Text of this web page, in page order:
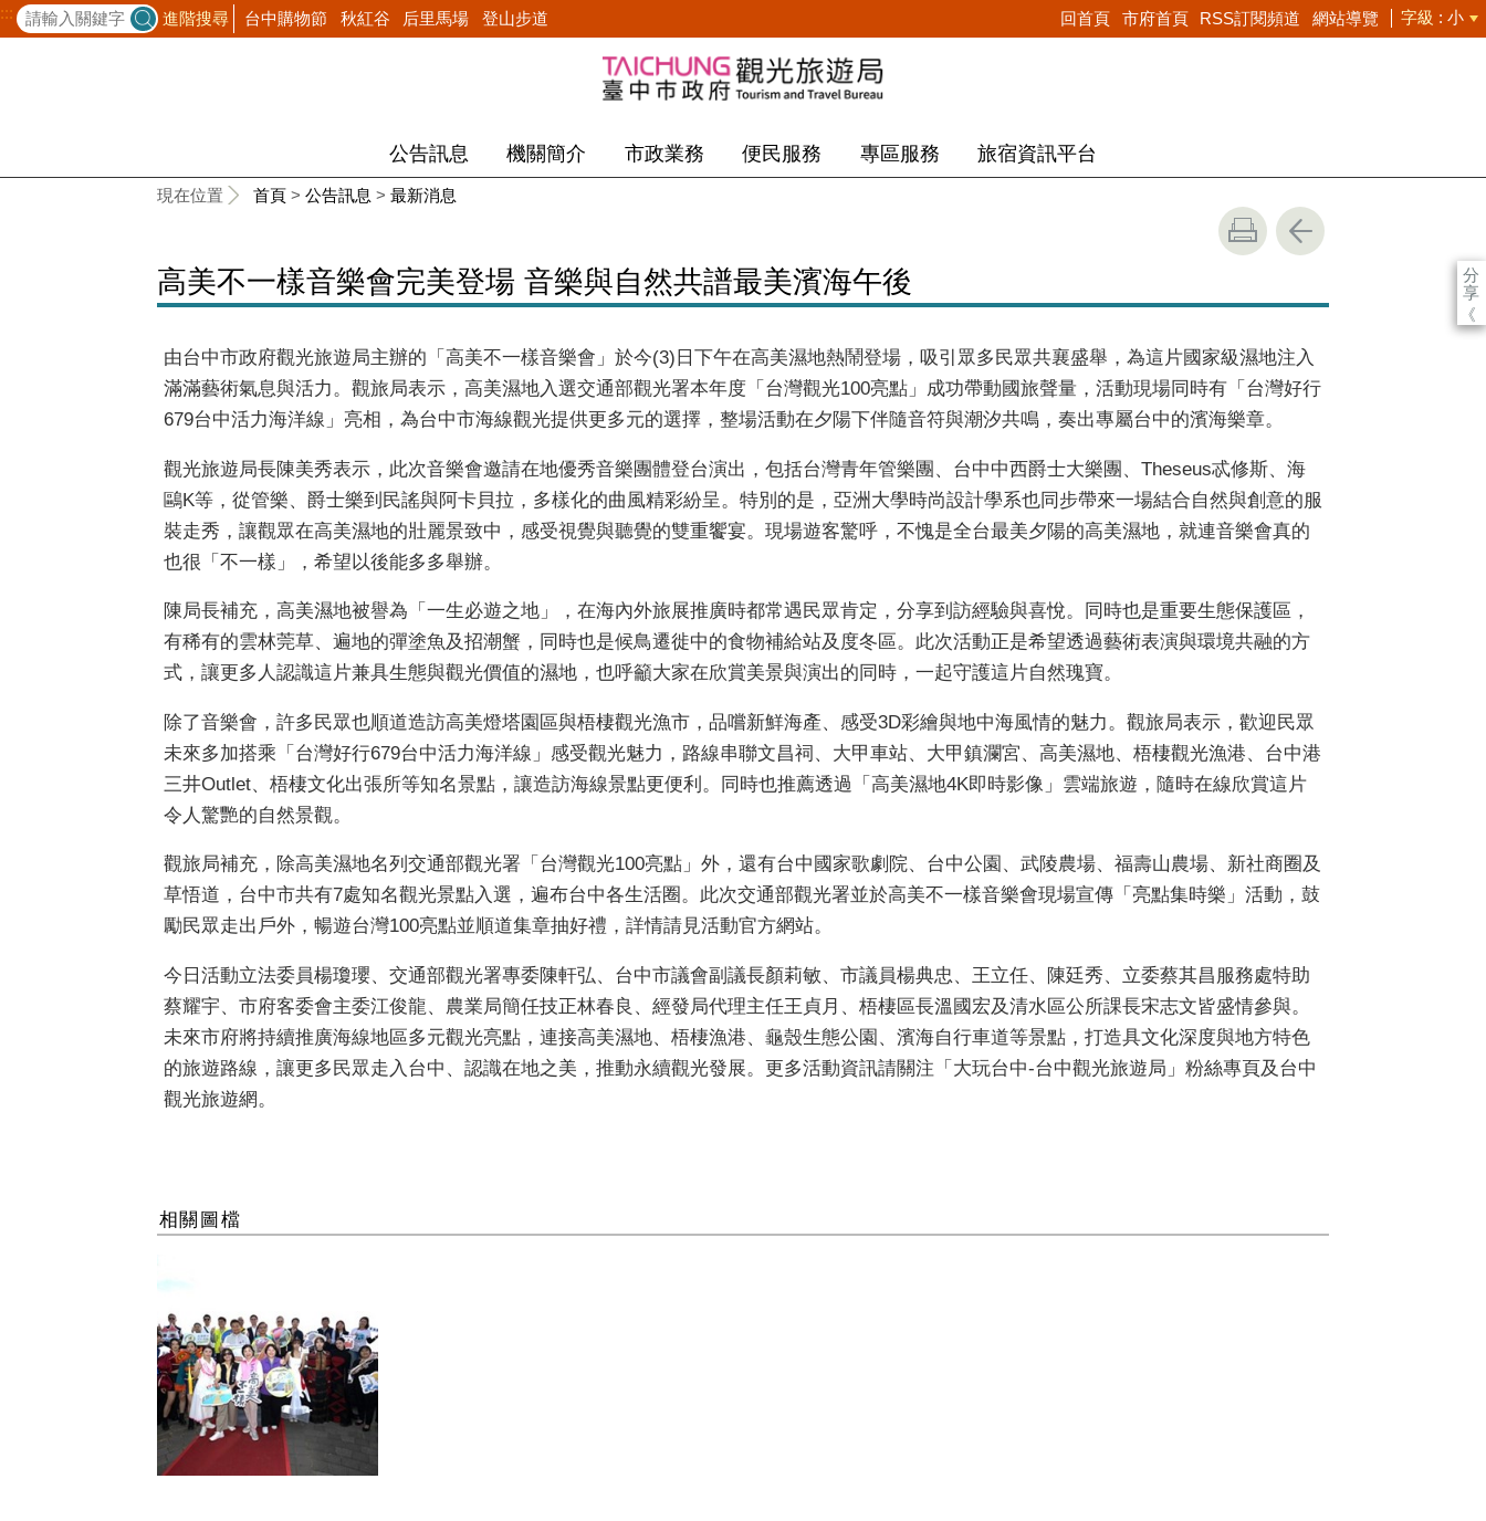
::: 進階搜尋 台中購物節 秋紅谷 后里馬場 登山步道 回首頁 市府首頁 RSS訂閱頻道 網站導覽 字級 小
公告訊息 機關簡介 市政業務 便民服務 專區服務 旅宿資訊平台
現在位置 首頁 > 公告訊息 > 最新消息
分
享
《
高美不一樣音樂會完美登場 音樂與自然共譜最美濱海午後
由台中市政府觀光旅遊局主辦的「高美不一樣音樂會」於今(3)日下午在高美濕地熱鬧登場，吸引眾多民眾共襄盛舉，為這片國家級濕地注入
滿滿藝術氣息與活力。觀旅局表示，高美濕地入選交通部觀光署本年度「台灣觀光100亮點」成功帶動國旅聲量，活動現場同時有「台灣好行
679台中活力海洋線」亮相，為台中市海線觀光提供更多元的選擇，整場活動在夕陽下伴隨音符與潮汐共鳴，奏出專屬台中的濱海樂章。
觀光旅遊局長陳美秀表示，此次音樂會邀請在地優秀音樂團體登台演出，包括台灣青年管樂團、台中中西爵士大樂團、Theseus忒修斯、海
鷗K等，從管樂、爵士樂到民謠與阿卡貝拉，多樣化的曲風精彩紛呈。特別的是，亞洲大學時尚設計學系也同步帶來一場結合自然與創意的服
裝走秀，讓觀眾在高美濕地的壯麗景致中，感受視覺與聽覺的雙重饗宴。現場遊客驚呼，不愧是全台最美夕陽的高美濕地，就連音樂會真的
也很「不一樣」，希望以後能多多舉辦。
陳局長補充，高美濕地被譽為「一生必遊之地」，在海內外旅展推廣時都常遇民眾肯定，分享到訪經驗與喜悅。同時也是重要生態保護區，
有稀有的雲林莞草、遍地的彈塗魚及招潮蟹，同時也是候鳥遷徙中的食物補給站及度冬區。此次活動正是希望透過藝術表演與環境共融的方
式，讓更多人認識這片兼具生態與觀光價值的濕地，也呼籲大家在欣賞美景與演出的同時，一起守護這片自然瑰寶。
除了音樂會，許多民眾也順道造訪高美燈塔園區與梧棲觀光漁市，品嚐新鮮海產、感受3D彩繪與地中海風情的魅力。觀旅局表示，歡迎民眾
未來多加搭乘「台灣好行679台中活力海洋線」感受觀光魅力，路線串聯文昌祠、大甲車站、大甲鎮瀾宮、高美濕地、梧棲觀光漁港、台中港
三井Outlet、梧棲文化出張所等知名景點，讓造訪海線景點更便利。同時也推薦透過「高美濕地4K即時影像」雲端旅遊，隨時在線欣賞這片
令人驚艷的自然景觀。
觀旅局補充，除高美濕地名列交通部觀光署「台灣觀光100亮點」外，還有台中國家歌劇院、台中公園、武陵農場、福壽山農場、新社商圈及
草悟道，台中市共有7處知名觀光景點入選，遍布台中各生活圈。此次交通部觀光署並於高美不一樣音樂會現場宣傳「亮點集時樂」活動，鼓
勵民眾走出戶外，暢遊台灣100亮點並順道集章抽好禮，詳情請見活動官方網站。
今日活動立法委員楊瓊瓔、交通部觀光署專委陳軒弘、台中市議會副議長顏莉敏、市議員楊典忠、王立任、陳廷秀、立委蔡其昌服務處特助
蔡耀宇、市府客委會主委江俊龍、農業局簡任技正林春良、經發局代理主任王貞月、梧棲區長溫國宏及清水區公所課長宋志文皆盛情參與。
未來市府將持續推廣海線地區多元觀光亮點，連接高美濕地、梧棲漁港、龜殼生態公園、濱海自行車道等景點，打造具文化深度與地方特色
的旅遊路線，讓更多民眾走入台中、認識在地之美，推動永續觀光發展。更多活動資訊請關注「大玩台中-台中觀光旅遊局」粉絲專頁及台中
觀光旅遊網。
相關圖檔